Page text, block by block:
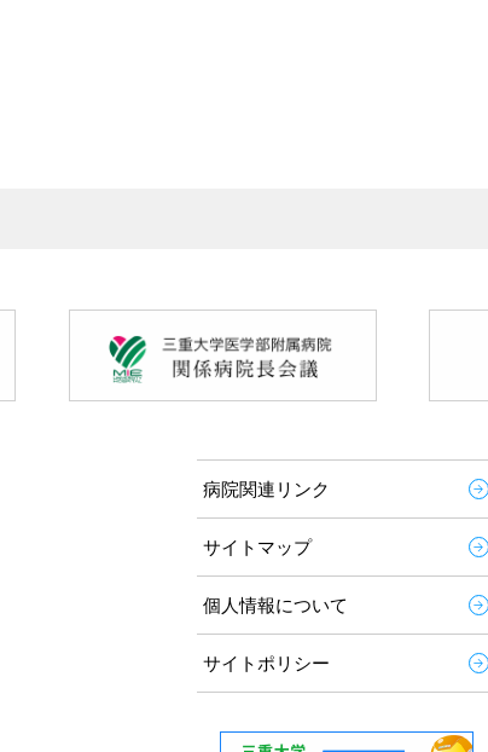
病院関連リンク
サイトマップ
個人情報について
サイトポリシー